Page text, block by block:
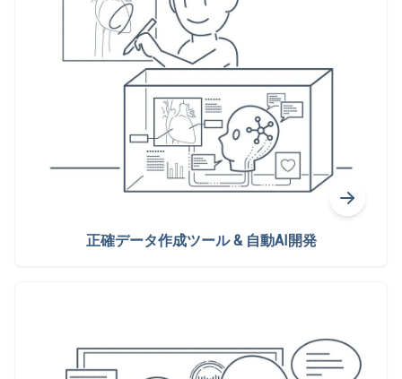
正確データ作成ツール & 自動AI開発